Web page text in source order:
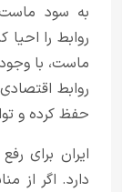
به سود
روابط را
ماست، با
روابط
حفظ کرده و
ایران برای
دارد. اگر از